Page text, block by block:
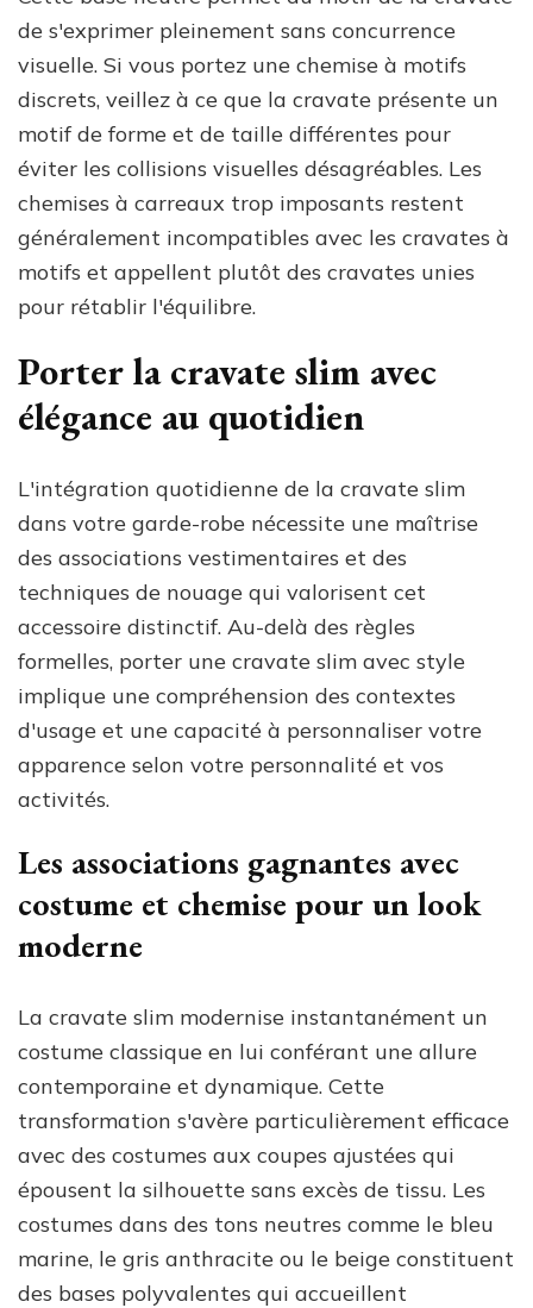
de s'exprimer pleinement sans concurrence
visuelle. Si vous portez une chemise à motifs
discrets, veillez à ce que la cravate présente un
motif de forme et de taille différentes pour
éviter les collisions visuelles désagréables. Les
chemises à carreaux trop imposants restent
généralement incompatibles avec les cravates à
motifs et appellent plutôt des cravates unies
pour rétablir l'équilibre.
Porter la cravate slim avec
élégance au quotidien
L'intégration quotidienne de la cravate slim
dans votre garde-robe nécessite une maîtrise
des associations vestimentaires et des
techniques de nouage qui valorisent cet
accessoire distinctif. Au-delà des règles
formelles, porter une cravate slim avec style
implique une compréhension des contextes
d'usage et une capacité à personnaliser votre
apparence selon votre personnalité et vos
activités.
Les associations gagnantes avec
costume et chemise pour un look
moderne
La cravate slim modernise instantanément un
costume classique en lui conférant une allure
contemporaine et dynamique. Cette
transformation s'avère particulièrement efficace
avec des costumes aux coupes ajustées qui
épousent la silhouette sans excès de tissu. Les
costumes dans des tons neutres comme le bleu
marine, le gris anthracite ou le beige constituent
des bases polyvalentes qui accueillent